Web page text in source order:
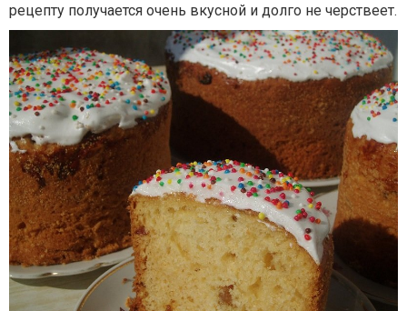
рецепту получается очень вкусной и долго не черствеет.